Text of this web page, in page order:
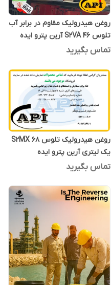
روغن هیدرولیک مقاوم در برابر آب
تلوس S2VA 46 آرین پترو ایده
بشکه 208 لیتری
تماس بگیرید
روغن هیدرولیک تلوس S2MX 68
یک لیتری آرین پترو ایده
تماس بگیرید